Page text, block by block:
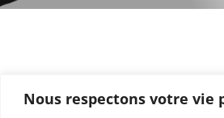
Nous respectons votre vie